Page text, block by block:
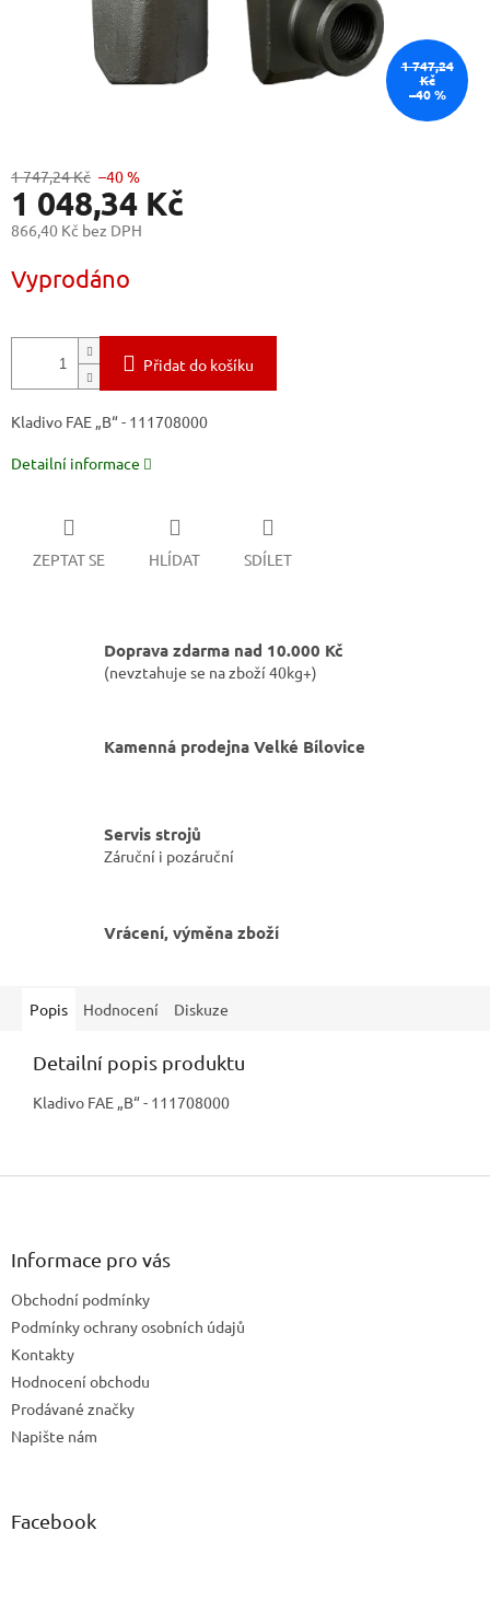
1 747,24
Kč
–40 %
1 747,24 Kč –40 %
1 048,34 Kč
866,40 Kč bez DPH
cena:
Vyprodáno
Přidat do košíku
Kladivo FAE „B“ - 111708000
Detailní informace
ZEPTAT SE HLÍDAT SDÍLET
Doprava zdarma nad 10.000 Kč
(nevztahuje se na zboží 40kg+)
Kamenná prodejna Velké Bílovice
Servis strojů
Záruční i pozáruční
Vrácení, výměna zboží
Popis Hodnocení Diskuze
Detailní popis produktu
Kladivo FAE „B“ - 111708000
Z
Informace pro vás
Obchodní podmínky
Podmínky ochrany osobních údajů
Kontakty
Hodnocení obchodu
Prodávané značky
Napište nám
Facebook